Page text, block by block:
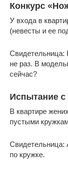
Конкурс
У входа в
(невесты и ее
Свидетельница:
не раз. В
сейчас?
Испытание с
В квартире
пустыми
Свидетельница:
по кружке.